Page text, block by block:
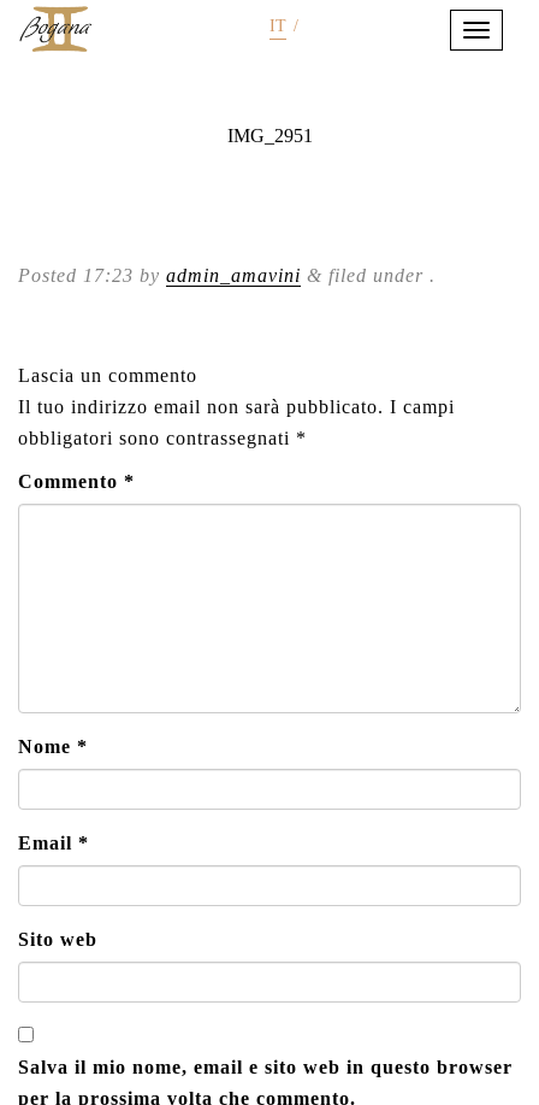
IT /
IMG_2951
Posted 17:23 by admin_amavini & filed under .
Lascia un commento
Il tuo indirizzo email non sarà pubblicato. I campi
obbligatori sono contrassegnati *
Commento *
Nome *
Email *
Sito web
Salva il mio nome, email e sito web in questo browser
per la prossima volta che commento.